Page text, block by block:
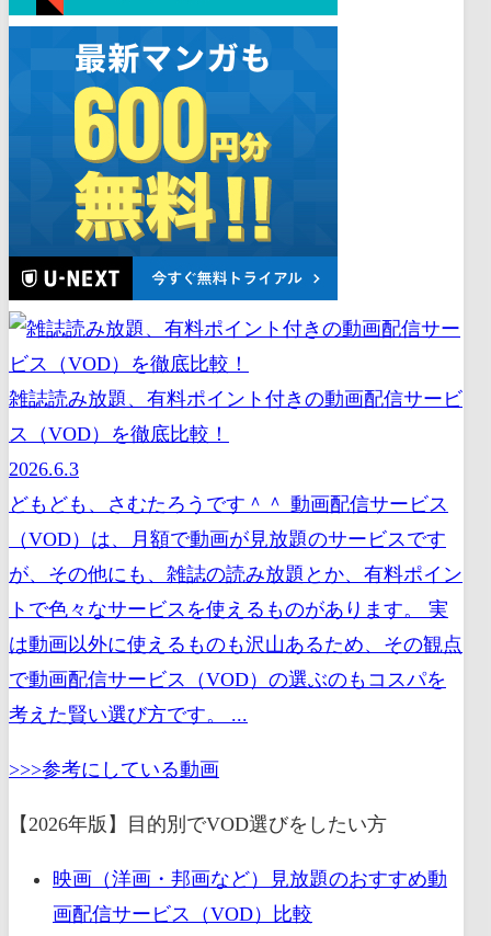
雑誌読み放題、有料ポイント付きの動画配信サービ
ス（VOD）を徹底比較！
2026.6.3
どもども、さむたろうです＾＾ 動画配信サービス
（VOD）は、月額で動画が見放題のサービスです
が、その他にも、雑誌の読み放題とか、有料ポイン
トで色々なサービスを使えるものがあります。 実
は動画以外に使えるものも沢山あるため、その観点
で動画配信サービス（VOD）の選ぶのもコスパを
考えた賢い選び方です。 ...
>>>参考にしている動画
【2026年版】目的別でVOD選びをしたい方
映画（洋画・邦画など）見放題のおすすめ動
画配信サービス（VOD）比較